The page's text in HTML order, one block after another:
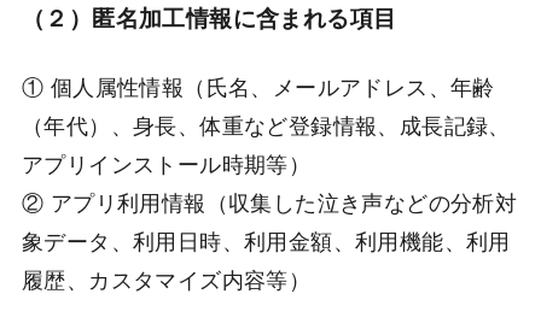
（２）匿名加工情報に含まれる項目
① 個人属性情報（氏名、メールアドレス、年齢
（年代）、身長、体重など登録情報、成長記録、
アプリインストール時期等）
② アプリ利用情報（収集した泣き声などの分析対
象データ、利用日時、利用金額、利用機能、利用
履歴、カスタマイズ内容等）